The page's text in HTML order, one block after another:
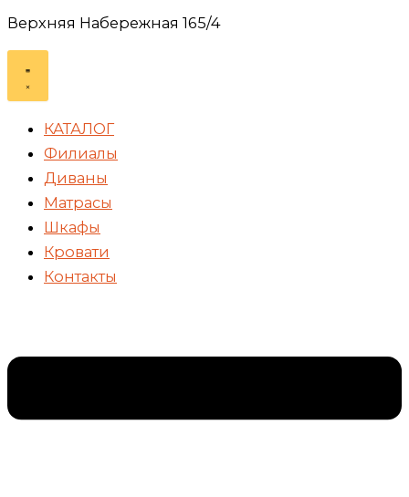
Верхняя Набережная 165/4
КАТАЛОГ
Филиалы
Диваны
Матрасы
Шкафы
Кровати
Контакты